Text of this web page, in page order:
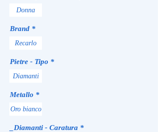
Donna
Brand *
Recarlo
Pietre - Tipo *
Diamanti
Metallo *
Oro bianco
_Diamanti - Caratura *